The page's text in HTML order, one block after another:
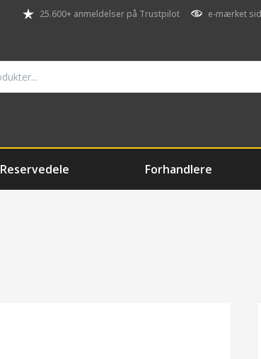
25.600+ anmeldelser på Trustpilot e-mærket
Reservedele Forhandlere